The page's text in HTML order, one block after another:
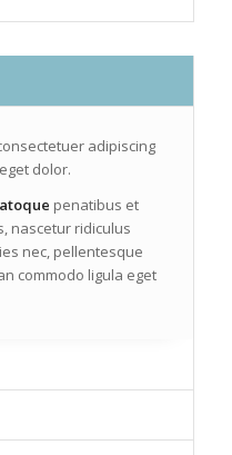
adipiscing
dolor.
penatibus et
nascetur ridiculus
nec, pellentesque
commodo ligula eget